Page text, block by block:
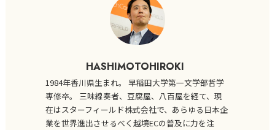
HASHIMOTOHIROKI
1984年香川県生まれ。 早稲田大学第一文学部哲学
専修卒。 三味線奏者、豆腐屋、八百屋を経て、現
在はスターフィールド株式会社で、あらゆる日本企
業を世界進出させるべく越境ECの普及に力を注